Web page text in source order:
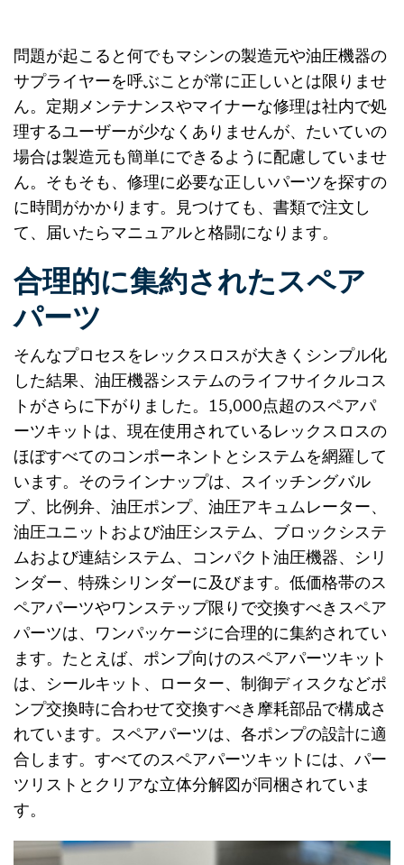
問題が起こると何でもマシンの製造元や油圧機器の
サプライヤーを呼ぶことが常に正しいとは限りませ
ん。定期メンテナンスやマイナーな修理は社内で処
理するユーザーが少なくありませんが、たいていの
場合は製造元も簡単にできるように配慮していませ
ん。そもそも、修理に必要な正しいパーツを探すの
に時間がかかります。見つけても、書類で注文し
て、届いたらマニュアルと格闘になります。
合理的に集約されたスペア
パーツ
そんなプロセスをレックスロスが大きくシンプル化
した結果、油圧機器システムのライフサイクルコス
トがさらに下がりました。15,000点超のスペアパ
ーツキットは、現在使用されているレックスロスの
ほぼすべてのコンポーネントとシステムを網羅して
います。そのラインナップは、スイッチングバル
ブ、比例弁、油圧ポンプ、油圧アキュムレーター、
油圧ユニットおよび油圧システム、ブロックシステ
ムおよび連結システム、コンパクト油圧機器、シリ
ンダー、特殊シリンダーに及びます。低価格帯のス
ペアパーツやワンステップ限りで交換すべきスペア
パーツは、ワンパッケージに合理的に集約されてい
ます。たとえば、ポンプ向けのスペアパーツキット
は、シールキット、ローター、制御ディスクなどポ
ンプ交換時に合わせて交換すべき摩耗部品で構成さ
れています。スペアパーツは、各ポンプの設計に適
合します。すべてのスペアパーツキットには、パー
ツリストとクリアな立体分解図が同梱されていま
す。